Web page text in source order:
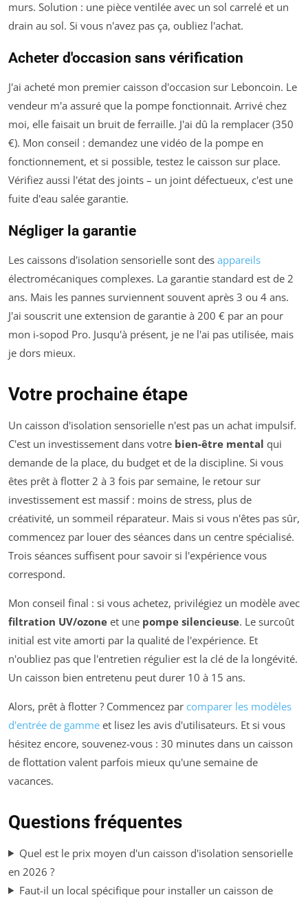
murs. Solution : une pièce ventilée avec un sol carrelé et un
drain au sol. Si vous n'avez pas ça, oubliez l'achat.
Acheter d'occasion sans vérification
J'ai acheté mon premier caisson d'occasion sur Leboncoin. Le
vendeur m'a assuré que la pompe fonctionnait. Arrivé chez
moi, elle faisait un bruit de ferraille. J'ai dû la remplacer (350
€). Mon conseil : demandez une vidéo de la pompe en
fonctionnement, et si possible, testez le caisson sur place.
Vérifiez aussi l'état des joints – un joint défectueux, c'est une
fuite d'eau salée garantie.
Négliger la garantie
Les caissons d'isolation sensorielle sont des appareils
électromécaniques complexes. La garantie standard est de 2
ans. Mais les pannes surviennent souvent après 3 ou 4 ans.
J'ai souscrit une extension de garantie à 200 € par an pour
mon i-sopod Pro. Jusqu'à présent, je ne l'ai pas utilisée, mais
je dors mieux.
Votre prochaine étape
Un caisson d'isolation sensorielle n'est pas un achat impulsif.
C'est un investissement dans votre bien-être mental qui
demande de la place, du budget et de la discipline. Si vous
êtes prêt à flotter 2 à 3 fois par semaine, le retour sur
investissement est massif : moins de stress, plus de
créativité, un sommeil réparateur. Mais si vous n'êtes pas sûr,
commencez par louer des séances dans un centre spécialisé.
Trois séances suffisent pour savoir si l'expérience vous
correspond.
Mon conseil final : si vous achetez, privilégiez un modèle avec
filtration UV/ozone et une pompe silencieuse. Le surcoût
initial est vite amorti par la qualité de l'expérience. Et
n'oubliez pas que l'entretien régulier est la clé de la longévité.
Un caisson bien entretenu peut durer 10 à 15 ans.
Alors, prêt à flotter ? Commencez par comparer les modèles
d'entrée de gamme et lisez les avis d'utilisateurs. Et si vous
hésitez encore, souvenez-vous : 30 minutes dans un caisson
de flottation valent parfois mieux qu'une semaine de
vacances.
Questions fréquentes
Quel est le prix moyen d'un caisson d'isolation sensorielle
en 2026 ?
Faut-il un local spécifique pour installer un caisson de